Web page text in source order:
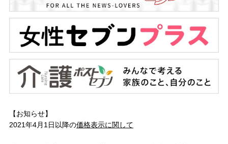
【お知らせ】
2021年4月1日以降の価格表示に関して